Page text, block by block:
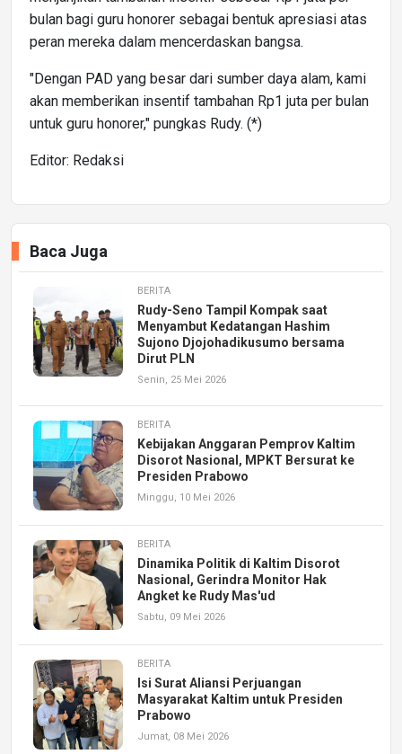
bulan bagi guru honorer sebagai bentuk apresiasi atas
peran mereka dalam mencerdaskan bangsa.
"Dengan PAD yang besar dari sumber daya alam, kami
akan memberikan insentif tambahan Rp1 juta per bulan
untuk guru honorer," pungkas Rudy. (*)
Editor: Redaksi
Baca Juga
BERITA
Rudy-Seno Tampil Kompak saat
Menyambut Kedatangan Hashim
Sujono Djojohadikusumo bersama
Dirut PLN
Senin, 25 Mei 2026
BERITA
Kebijakan Anggaran Pemprov Kaltim
Disorot Nasional, MPKT Bersurat ke
Presiden Prabowo
Minggu, 10 Mei 2026
BERITA
Dinamika Politik di Kaltim Disorot
Nasional, Gerindra Monitor Hak
Angket ke Rudy Mas'ud
Sabtu, 09 Mei 2026
BERITA
Isi Surat Aliansi Perjuangan
Masyarakat Kaltim untuk Presiden
Prabowo
Jumat, 08 Mei 2026